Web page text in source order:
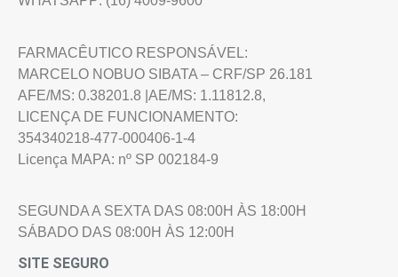
FARMACÊUTICO RESPONSÁVEL:
MARCELO NOBUO SIBATA – CRF/SP 26.181
AFE/MS: 0.38201.8 |AE/MS: 1.11812.8,
LICENÇA DE FUNCIONAMENTO:
354340218-477-000406-1-4
Licença MAPA: nº SP 002184-9
SEGUNDA A SEXTA DAS 08:00H ÀS 18:00H
SÁBADO DAS 08:00H ÀS 12:00H
SITE SEGURO